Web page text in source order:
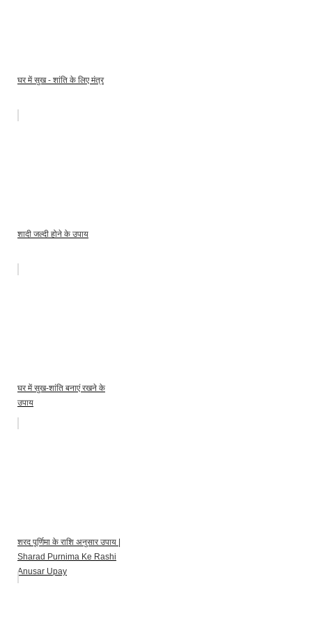
घर में सुख - शांति के लिए मंत्र
शादी जल्दी होने के उपाय
घर में सुख-शांति बनाएं रखने के
उपाय
शरद पूर्णिमा के राशि अनुसार उपाय |
Sharad Purnima Ke Rashi
Anusar Upay